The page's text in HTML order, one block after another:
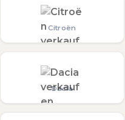
Citroën
Dacia